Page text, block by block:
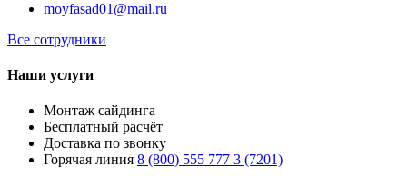
moyfasad01@mail.ru
Все сотрудники
Наши услуги
Монтаж сайдинга
Бесплатный расчёт
Доставка по звонку
Горячая линия 8 (800) 555 777 3 (7201)